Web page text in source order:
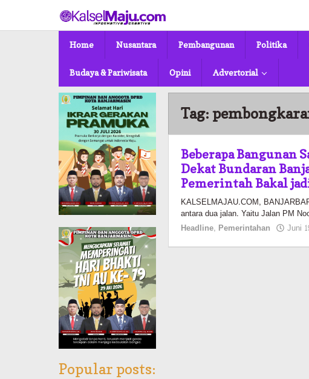
konten
Home Nusantara Pembangunan Politika
Budaya & Pariwisata Opini Advertorial
Popular posts:
Tag:
Beberapa Bangunan
Dekat Bundaran
Pemerintah Bakal
KALSELMAJAU.COM,
antara dua jalan. Yaitu Jalan PM
Headline, Pemerintahan Juni